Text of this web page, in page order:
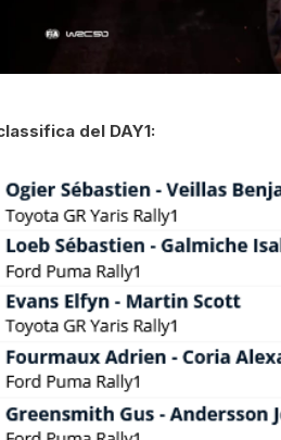
del DAY1: